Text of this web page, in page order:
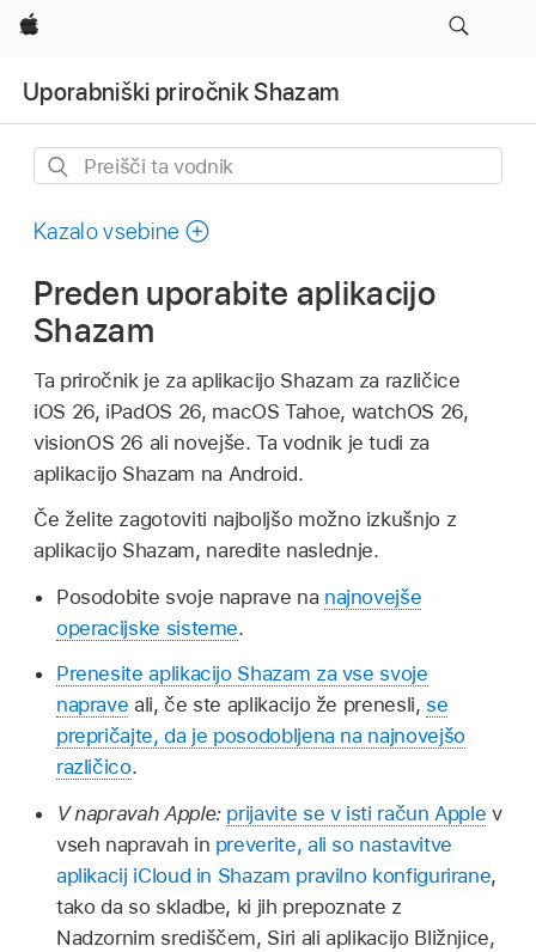
Apple
Uporabniški priročnik Shazam
Preišči
vodnik
Kazalo vsebine
Preden uporabite aplikacijo
Shazam
Ta priročnik je za aplikacijo Shazam za različice
iOS 26, iPadOS 26, macOS Tahoe, watchOS 26,
visionOS 26 ali novejše. Ta vodnik je tudi za
aplikacijo Shazam na Android.
Če želite zagotoviti najboljšo možno izkušnjo z
aplikacijo Shazam, naredite naslednje.
Posodobite svoje naprave na najnovejše
operacijske sisteme.
Prenesite aplikacijo Shazam za vse svoje
naprave ali, če ste aplikacijo že prenesli, se
prepričajte, da je posodobljena na najnovejšo
različico.
V napravah Apple: prijavite se v isti račun Apple v
vseh napravah in preverite, ali so nastavitve
aplikacij iCloud in Shazam pravilno konfigurirane,
tako da so skladbe, ki jih prepoznate z
Nadzornim središčem, Siri ali aplikacijo Bližnjice,